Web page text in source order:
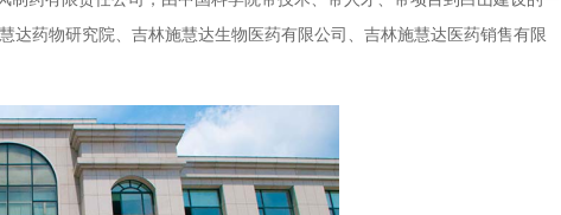
药物研究院、吉林施慧达生物医药有限公司、吉林施慧达医药销售有限